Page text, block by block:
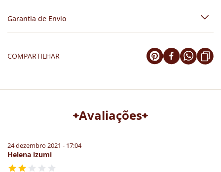
Garantia de Envio
COMPARTILHAR
Avaliações
24 dezembro 2021 - 17:04
Helena izumi